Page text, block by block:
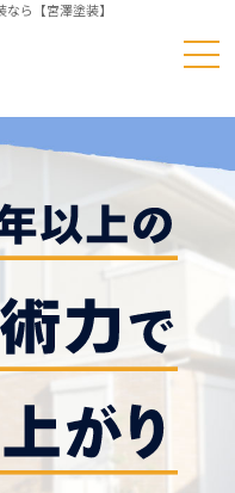
ら【宮澤塗装】
装
装
問
せ